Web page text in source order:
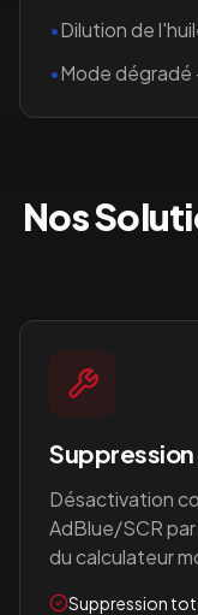
•Dilution de
•Mode dégradé
Nos
Suppression
Désactivation
AdBlue/SCR
du calculateur
Suppression